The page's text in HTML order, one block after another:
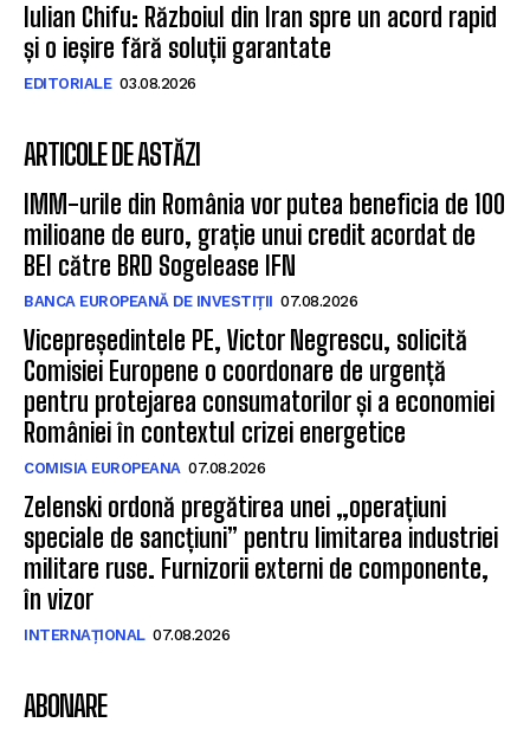
Iulian Chifu: Războiul din Iran spre un acord rapid
și o ieșire fără soluții garantate
EDITORIALE 03.08.2026
ARTICOLE DE ASTĂZI
IMM-urile din România vor putea beneficia de 100
milioane de euro, grație unui credit acordat de
BEI către BRD Sogelease IFN
BANCA EUROPEANĂ DE INVESTIȚII 07.08.2026
Vicepreședintele PE, Victor Negrescu, solicită
Comisiei Europene o coordonare de urgență
pentru protejarea consumatorilor și a economiei
României în contextul crizei energetice
COMISIA EUROPEANA 07.08.2026
Zelenski ordonă pregătirea unei „operațiuni
speciale de sancțiuni” pentru limitarea industriei
militare ruse. Furnizorii externi de componente,
în vizor
INTERNAȚIONAL 07.08.2026
ABONARE